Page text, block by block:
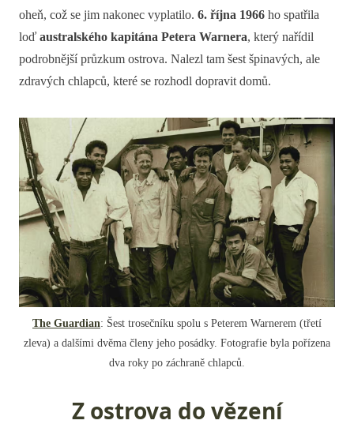
oheň, což se jim nakonec vyplatilo. 6. října 1966 ho spatřila
loď australského kapitána Petera Warnera, který nařídil
podrobnější průzkum ostrova. Nalezl tam šest špinavých, ale
zdravých chlapců, které se rozhodl dopravit domů.
The Guardian: Šest trosečníku spolu s Peterem Warnerem (třetí
zleva) a dalšími dvěma členy jeho posádky. Fotografie byla pořízena
dva roky po záchraně chlapců.
Z ostrova do vězení